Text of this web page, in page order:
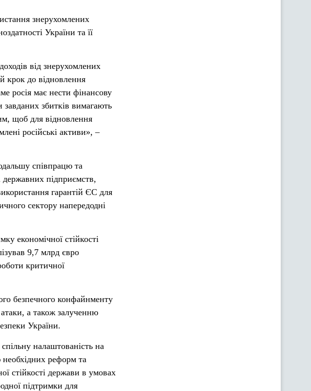
знерухомлених
України та її
від знерухомлених
крок до відновлення
росія має нести фінансову
завданих збитків вимагають
щоб для відновлення
російські активи», –
співпрацю та
державних підприємств,
гарантій ЄС для
сектору напередодні
економічної стійкості
9,7 млрд євро
критичної
безпечного конфайнменту
а також залученню
України.
налаштованість на
необхідних реформ та
стійкості держави в умовах
підтримки для